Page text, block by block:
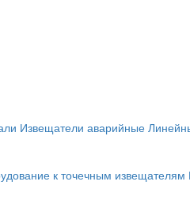
Извещатели аварийные
к точечным извещателям